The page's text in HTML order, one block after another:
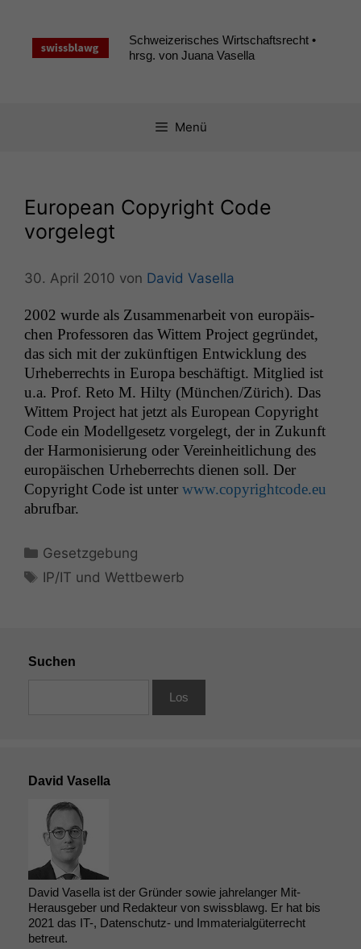
springen
Schweizerisches Wirtschaftsrecht •
hrsg. von Juana Vasella
Menü
European Copyright Code
vorgelegt
30. April 2010 von David Vasella
2002 wurde als Zusam­me­nar­beit von europäis­
chen Pro­fes­soren das Wit­tem Project gegrün­det,
das sich mit der zukün­fti­gen Entwick­lung des
Urhe­ber­rechts in Europa beschäftigt. Mit­glied ist
u.a. Prof. Reto M. Hilty (München/Zürich). Das
Wit­tem Project hat jet­zt als Euro­pean Copy­right
Code ein Mod­ellge­setz vorgelegt, der in Zukun­ft
der Har­mon­isierung oder Vere­in­heitlichung des
europäis­chen Urhe­ber­rechts dienen soll. Der
Copy­right Code ist unter www.copyrightcode.eu
abrufbar.
Kategorien
Gesetzgebung
Schlagwörter
IP/IT und Wettbewerb
Suchen
David Vasella
David Vasella ist der Gründer sowie jahrelanger Mit-
Herausgeber und Redakteur von swissblawg. Er hat bis
2021 das IT-, Datenschutz- und Immaterialgüterrecht
betreut.